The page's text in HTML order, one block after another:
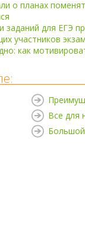
о планах
заданий для ЕГЭ
участников
как
Все для
Большой